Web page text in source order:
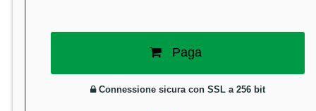
Paga
Connessione sicura con SSL a 256 bit